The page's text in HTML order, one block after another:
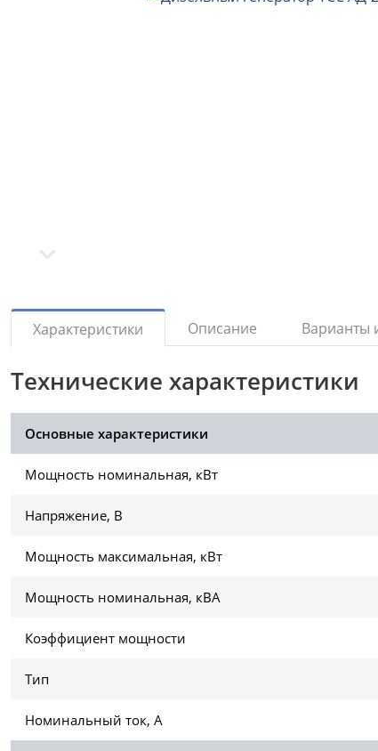
Характеристики Описание Варианты
Технические характеристики
Основные характеристики
Мощность номинальная, кВт
Напряжение, В
Мощность максимальная, кВт
Мощность номинальная, кВА
Коэффициент мощности
Тип
Номинальный ток, А